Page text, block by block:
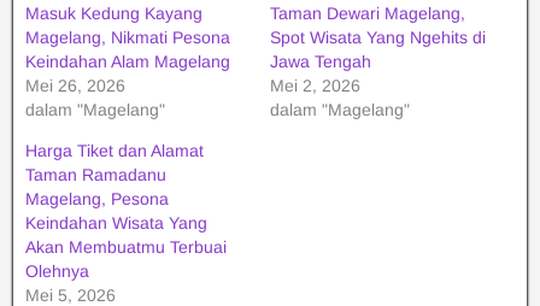
Masuk Kedung Kayang
Magelang, Nikmati Pesona
Keindahan Alam Magelang
Mei 26, 2026
dalam "Magelang"
Taman Dewari Magelang,
Spot Wisata Yang Ngehits di
Jawa Tengah
Mei 2, 2026
dalam "Magelang"
Harga Tiket dan Alamat
Taman Ramadanu
Magelang, Pesona
Keindahan Wisata Yang
Akan Membuatmu Terbuai
Olehnya
Mei 5, 2026